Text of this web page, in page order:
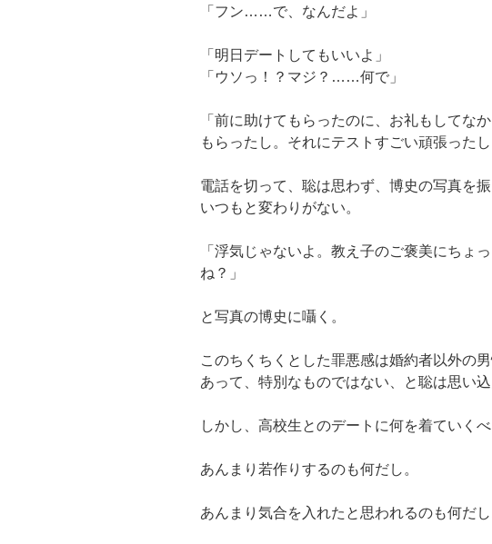
「フン……で、なんだよ」
「明日デートしてもいいよ」
「ウソっ！？マジ？……何で」
「前に助けてもらったのに、お礼もしてな
もらったし。それにテストすごい頑張った
電話を切って、聡は思わず、博史の写真を
いつもと変わりがない。
「浮気じゃないよ。教え子のご褒美にちょ
ね？」
と写真の博史に囁く。
このちくちくとした罪悪感は婚約者以外の
あって、特別なものではない、と聡は思い込
しかし、高校生とのデートに何を着ていくべ
あんまり若作りするのも何だし。
あんまり気合を入れたと思われるのも何だし